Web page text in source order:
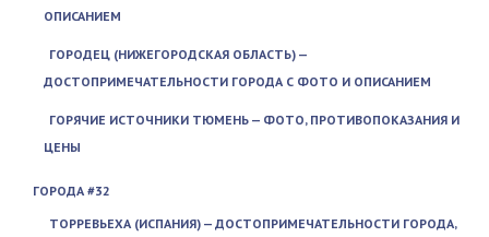
ОПИСАНИЕМ
ГОРОДЕЦ (НИЖЕГОРОДСКАЯ ОБЛАСТЬ) —
ДОСТОПРИМЕЧАТЕЛЬНОСТИ ГОРОДА С ФОТО И ОПИСАНИЕМ
ГОРЯЧИЕ ИСТОЧНИКИ ТЮМЕНЬ — ФОТО, ПРОТИВОПОКАЗАНИЯ И
ЦЕНЫ
ГОРОДА #32
ТОРРЕВЬЕХА (ИСПАНИЯ) — ДОСТОПРИМЕЧАТЕЛЬНОСТИ ГОРОДА,